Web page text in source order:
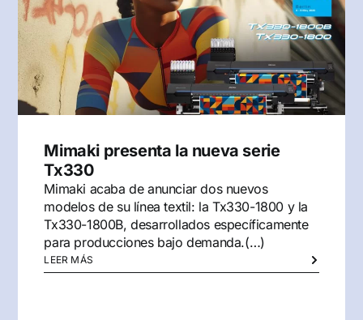
Mimaki presenta la nueva serie
Tx330
Mimaki acaba de anunciar dos nuevos
modelos de su línea textil: la Tx330-1800 y la
Tx330-1800B, desarrollados específicamente
para producciones bajo demanda.(…)
LEER MÁS